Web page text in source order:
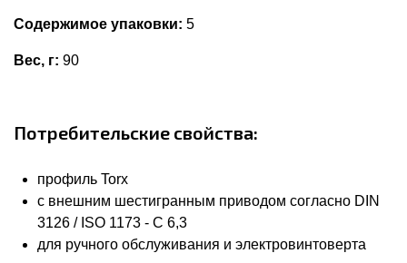
Содержимое упаковки: 5
Вес, г: 90
Потребительские свойства:
профиль Torx
с внешним шестигранным приводом согласно DIN
3126 / ISO 1173 - C 6,3
для ручного обслуживания и электровинтоверта